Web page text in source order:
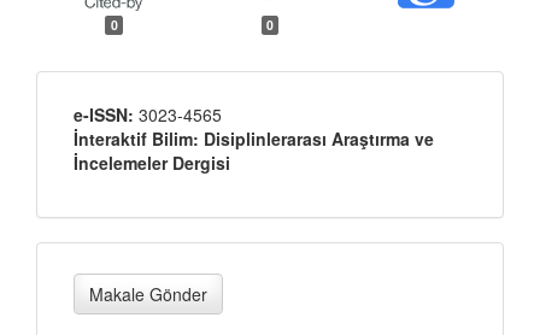
0 0
Yayınci
e-ISSN: 3023-4565
İnteraktif Bilim: Disiplinlerarası Araştırma ve
İncelemeler Dergisi
Makale
Gönder
Makale Gönder